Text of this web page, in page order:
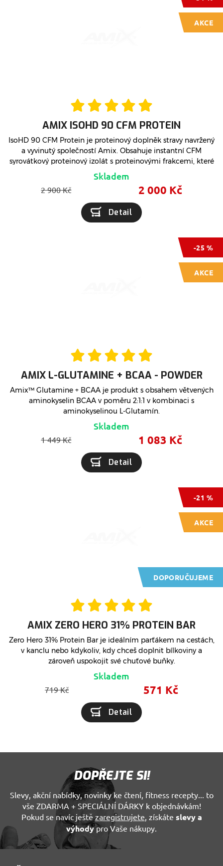
AKCE
AMIX ISOHD 90 CFM PROTEIN
IsoHD 90 CFM Protein je proteinový doplněk stravy navržený
a vyvinutý společností Amix. Obsahuje instantní CFM
syrovátkový proteinový izolát s proteinovými frakcemi, které
přispívají k růstu a udržení svalové hmoty.
Skladem
2 900 Kč 2 000 Kč
Detail
-25 %
AKCE
AMIX L-GLUTAMINE + BCAA - POWDER
Amix™ Glutamine + BCAA je produkt s obsahem větvených
aminokyselin BCAA v poměru 2:1:1 v kombinaci s
aminokyselinou L-Glutamín.
Skladem
1 449 Kč 1 083 Kč
Detail
-21 %
AKCE
DOPORUČUJEME
AMIX ZERO HERO 31% PROTEIN BAR
Zero Hero 31% Protein Bar je ideálním parťákem na cestách,
v kanclu nebo kdykoliv, kdy chceš doplnit bílkoviny a
zároveň uspokojit své chuťové buňky.
Skladem
719 Kč 571 Kč
Detail
DOPŘEJTE SI!
Slevy, akční nabídky, novinky ke čtení, fitness recepty... to
vše ZDARMA + SPECIÁLNÍ DÁRKY k objednávkám!
Pokud se navíc ještězaregistrujete , získáte slevy a
výhodypro Vaše nákupy.